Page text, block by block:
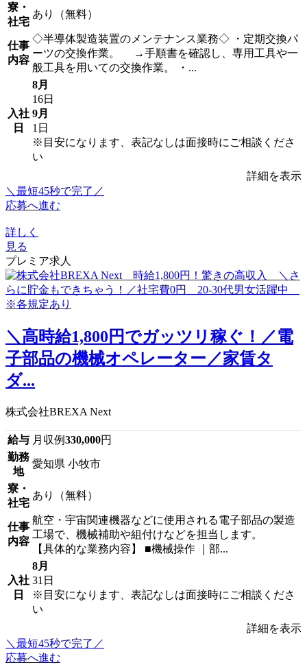
寮・
社宅
あり（無料）
仕事
内容
◇半導体製造装置のメンテナンス業務◇ ・定期交換パ
ーツの交換作業。 →手順書を確認し、専用工具や一
般工具を用いての交換作業。 ・...
入社
日
8月
16日
9月
1日
※目安になります、表記なしは面接時にご相談くださ
い
詳細を表示
＼最短45秒で完了／
応募へ進む
詳しく
見る
プレミア求人
＼高時給1,800円でガッツリ稼ぐ！／電
子部品の機械オペレーター／家賃タ
ダ...
株式会社BREXA Next
給与 月収例330,000円
勤務
地
愛知県 小牧市
寮・
社宅
あり（無料）
仕事
内容
航空・宇宙関連機器などに使用される電子部品の製造
工場で、機械補助や組付けなどを担当します。
【具体的な業務内容】 ■機械操作 ｜部...
入社
日
8月
31日
※目安になります、表記なしは面接時にご相談くださ
い
詳細を表示
＼最短45秒で完了／
応募へ進む